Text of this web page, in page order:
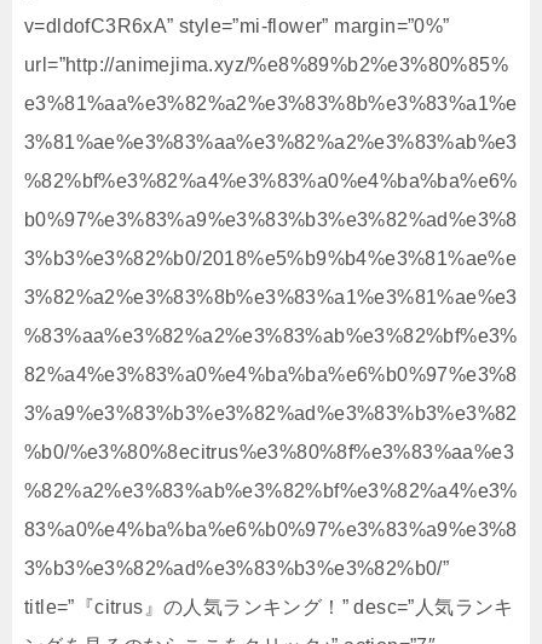
v=dldofC3R6xA” style=”mi-flower” margin=”0%”
url=”http://animejima.xyz/%e8%89%b2%e3%80%85%
e3%81%aa%e3%82%a2%e3%83%8b%e3%83%a1%e
3%81%ae%e3%83%aa%e3%82%a2%e3%83%ab%e3
%82%bf%e3%82%a4%e3%83%a0%e4%ba%ba%e6%
b0%97%e3%83%a9%e3%83%b3%e3%82%ad%e3%8
3%b3%e3%82%b0/2018%e5%b9%b4%e3%81%ae%e
3%82%a2%e3%83%8b%e3%83%a1%e3%81%ae%e3
%83%aa%e3%82%a2%e3%83%ab%e3%82%bf%e3%
82%a4%e3%83%a0%e4%ba%ba%e6%b0%97%e3%8
3%a9%e3%83%b3%e3%82%ad%e3%83%b3%e3%82
%b0/%e3%80%8ecitrus%e3%80%8f%e3%83%aa%e3
%82%a2%e3%83%ab%e3%82%bf%e3%82%a4%e3%
83%a0%e4%ba%ba%e6%b0%97%e3%83%a9%e3%8
3%b3%e3%82%ad%e3%83%b3%e3%82%b0/”
title=”『citrus』の人気ランキング！” desc=”人気ランキ